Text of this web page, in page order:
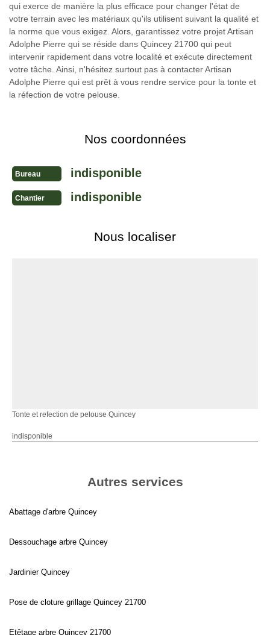
qui exerce de manière la plus efficace pour changer l'état de
votre terrain avec les matériaux qu'ils utilisent suivant la qualité et
la norme que vous exigez. Alors, garantissez votre projet Artisan
Adolphe Pierre qui se réside dans Quincey 21700 qui peut
intervenir rapidement dans votre localité et exécute directement
votre tâche. Ainsi, n'hésitez surtout pas à contacter Artisan
Adolphe Pierre qui est prêt à vous rendre service pour la tonte et
la réfection de votre pelouse.
Nos coordonnées
Bureau indisponible
Chantier indisponible
Nous localiser
Tonte et refection de pelouse Quincey
indisponible
Autres services
Abattage d'arbre Quincey
Dessouchage arbre Quincey
Jardinier Quincey
Pose de cloture grillage Quincey 21700
Etêtage arbre Quincey 21700